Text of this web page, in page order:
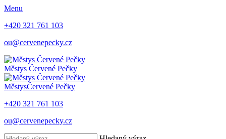
Menu
+420 321 761 103
ou@cervenepecky.cz
Městys Červené Pečky
MěstysČervené Pečky
+420 321 761 103
ou@cervenepecky.cz